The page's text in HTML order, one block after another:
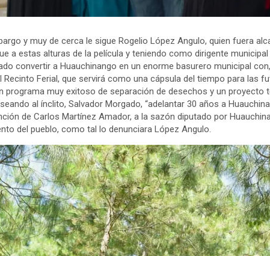
y muy de cerca le sigue Rogelio López Angulo, quien fuera
a estas alturas de la película y teniendo como dirigente
convertir a Huauchinango en un enorme basurero municipal
Recinto Ferial, que servirá como una cápsula del tiempo para las
programa muy exitoso de separación de desechos y un
al ínclito, Salvador Morgado, “adelantar 30 años a
de Carlos Martínez Amador, a la sazón diputado por
del pueblo, como tal lo denunciara López Angulo.